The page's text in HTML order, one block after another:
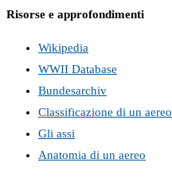
Risorse e approfondimenti
Wikipedia
WWII Database
Bundesarchiv
Classificazione di un aereo
Gli assi
Anatomia di un aereo